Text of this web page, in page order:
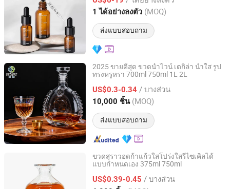
1 ได้อย่างลงตัว (MOQ)
ส่งแบบสอบถาม
Tianjin, China อัตราจาก 2025
2025 ขายดีสุด ขวดน้ำไวน์ เตกิล่า น้ำใส รูป
ทรงหรูหรา 700ml 750ml 1L 2L
US$0.3-0.34 / บางส่วน
10,000 ชิ้น (MOQ)
ส่งแบบสอบถาม
Tianjin Sovay Glass CO., LTD
Tianjin, China อัตราจาก 2025
ขวดสุราวอดก้าแก้วใสโปร่งใสรีไซเคิลได้
แบบกำหนดเอง 375ml 750ml
US$0.39-0.45 / บางส่วน
Shandong Youto Glass Products Co., Ltd.